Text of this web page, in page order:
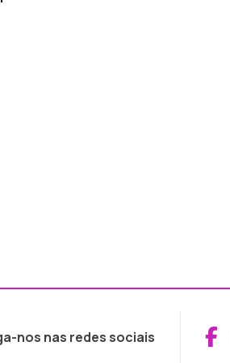
nos nas redes sociais